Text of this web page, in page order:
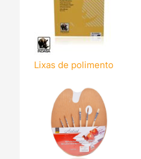
Lixas de polimento